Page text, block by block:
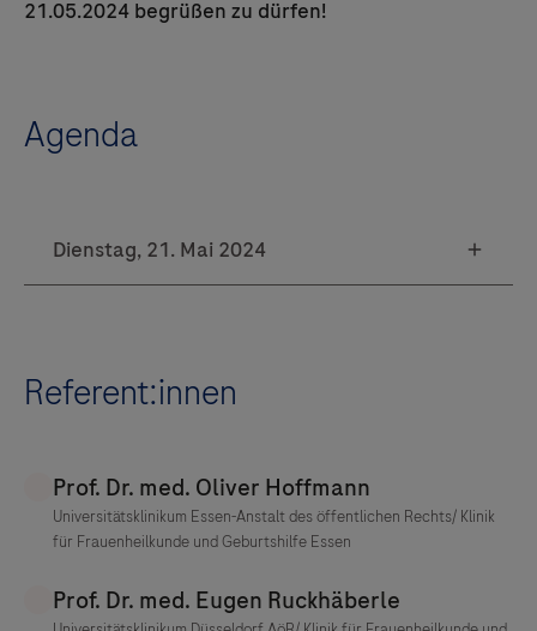
21.05.2024 begrüßen zu dürfen!
Agenda
Referent:innen